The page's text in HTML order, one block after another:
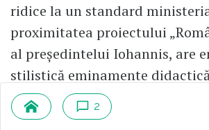
ridice la un standard
proximitatea proiectului
al președintelui Iohannis, are
stilistică eminamente
înaltă, pe alocuri involuntar
profesoarei de la catedră care
2